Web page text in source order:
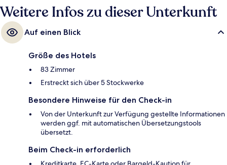
Weitere Infos zu dieser Unterkunft
Auf einen Blick
Größe des Hotels
83 Zimmer
Erstreckt sich über 5 Stockwerke
Besondere Hinweise für den Check-in
Von der Unterkunft zur Verfügung gestellte Informationen
werden ggf. mit automatischen Übersetzungstools
übersetzt.
Beim Check-in erforderlich